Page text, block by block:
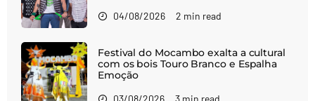
04/08/2026 2 min read
Festival do Mocambo exalta a cultural
com os bois Touro Branco e Espalha
Emoção